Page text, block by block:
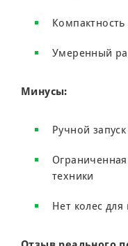
Компактность
Умеренный
Минусы:
Ручной запуск
техники
Нет колес